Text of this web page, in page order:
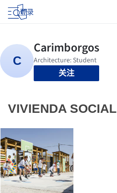
登录
关注
VIVIENDA SOCIAL